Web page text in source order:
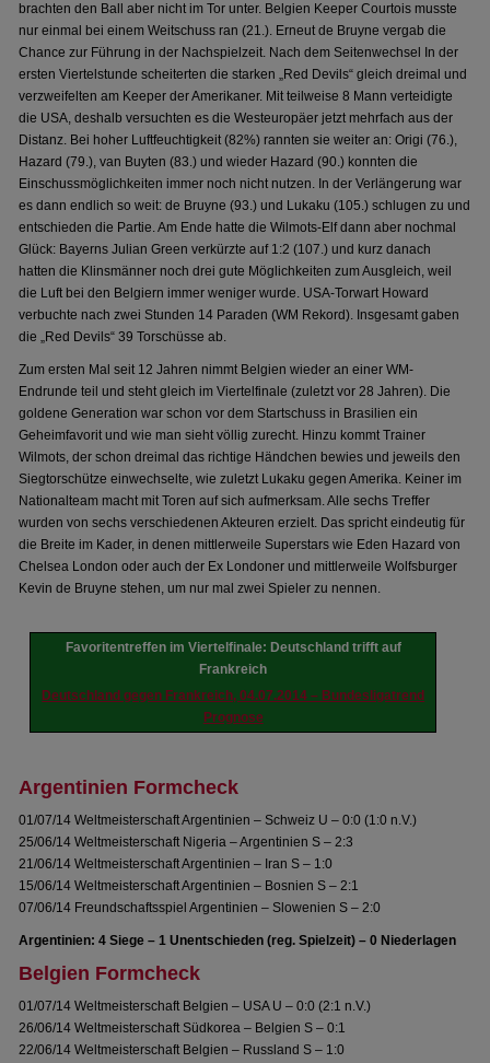
brachten den Ball aber nicht im Tor unter. Belgien Keeper Courtois musste
nur einmal bei einem Weitschuss ran (21.). Erneut de Bruyne vergab die
Chance zur Führung in der Nachspielzeit. Nach dem Seitenwechsel In der
ersten Viertelstunde scheiterten die starken „Red Devils“ gleich dreimal und
verzweifelten am Keeper der Amerikaner. Mit teilweise 8 Mann verteidigte
die USA, deshalb versuchten es die Westeuropäer jetzt mehrfach aus der
Distanz. Bei hoher Luftfeuchtigkeit (82%) rannten sie weiter an: Origi (76.),
Hazard (79.), van Buyten (83.) und wieder Hazard (90.) konnten die
Einschussmöglichkeiten immer noch nicht nutzen. In der Verlängerung war
es dann endlich so weit: de Bruyne (93.) und Lukaku (105.) schlugen zu und
entschieden die Partie. Am Ende hatte die Wilmots-Elf dann aber nochmal
Glück: Bayerns Julian Green verkürzte auf 1:2 (107.) und kurz danach
hatten die Klinsmänner noch drei gute Möglichkeiten zum Ausgleich, weil
die Luft bei den Belgiern immer weniger wurde. USA-Torwart Howard
verbuchte nach zwei Stunden 14 Paraden (WM Rekord). Insgesamt gaben
die „Red Devils“ 39 Torschüsse ab.
Zum ersten Mal seit 12 Jahren nimmt Belgien wieder an einer WM-
Endrunde teil und steht gleich im Viertelfinale (zuletzt vor 28 Jahren). Die
goldene Generation war schon vor dem Startschuss in Brasilien ein
Geheimfavorit und wie man sieht völlig zurecht. Hinzu kommt Trainer
Wilmots, der schon dreimal das richtige Händchen bewies und jeweils den
Siegtorschütze einwechselte, wie zuletzt Lukaku gegen Amerika. Keiner im
Nationalteam macht mit Toren auf sich aufmerksam. Alle sechs Treffer
wurden von sechs verschiedenen Akteuren erzielt. Das spricht eindeutig für
die Breite im Kader, in denen mittlerweile Superstars wie Eden Hazard von
Chelsea London oder auch der Ex Londoner und mittlerweile Wolfsburger
Kevin de Bruyne stehen, um nur mal zwei Spieler zu nennen.
Favoritentreffen im Viertelfinale: Deutschland trifft auf
Frankreich
Deutschland gegen Frankreich, 04.07.2014 – Bundesligatrend
Prognose
Argentinien Formcheck
01/07/14 Weltmeisterschaft Argentinien – Schweiz U – 0:0 (1:0 n.V.)
25/06/14 Weltmeisterschaft Nigeria – Argentinien S – 2:3
21/06/14 Weltmeisterschaft Argentinien – Iran S – 1:0
15/06/14 Weltmeisterschaft Argentinien – Bosnien S – 2:1
07/06/14 Freundschaftsspiel Argentinien – Slowenien S – 2:0
Argentinien: 4 Siege – 1 Unentschieden (reg. Spielzeit) – 0 Niederlagen
Belgien Formcheck
01/07/14 Weltmeisterschaft Belgien – USA U – 0:0 (2:1 n.V.)
26/06/14 Weltmeisterschaft Südkorea – Belgien S – 0:1
22/06/14 Weltmeisterschaft Belgien – Russland S – 1:0